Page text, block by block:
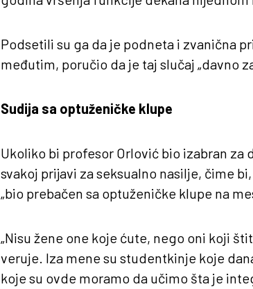
Podsetili su ga da je podneta i zvanična
međutim, poručio da je taj slučaj „davno
Sudija sa optuženičke klupe
Ukoliko bi profesor Orlović bio izabran za
svakoj prijavi za seksualno nasilje, čime
„bio prebačen sa optuženičke klupe na
„Nisu žene one koje ćute, nego oni koji
veruje. Iza mene su studentkinje koje
koje su ovde moramo da učimo šta je